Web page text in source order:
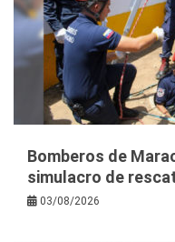
Bomberos de
simulacro de
03/08/2026